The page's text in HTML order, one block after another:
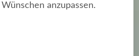
anzupassen.